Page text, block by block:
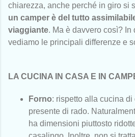
chiarezza, anche perché in giro si
un camper è del tutto
viaggiante. Ma è davvero così?
vediamo le principali differenze e
LA CUCINA IN CASA E IN
Forno: rispetto alla cucina di
presente di rado.
ha dimensioni piuttosto